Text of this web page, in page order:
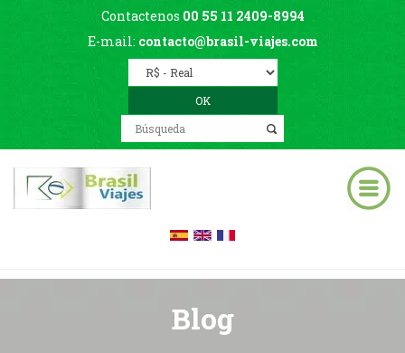
Contactenos 00 55 11 2409-8994
E-mail: contacto@brasil-viajes.com
Blog